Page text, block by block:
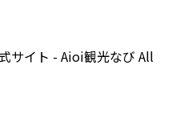
サイト - Aioi観光なび All